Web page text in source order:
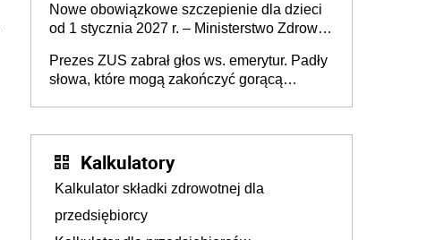
Nowe obowiązkowe szczepienie dla dzieci
od 1 stycznia 2027 r. – Ministerstwo Zdrowia
2027 r.
Prezes ZUS zabrał głos ws. emerytur. Padły
słowa, które mogą zakończyć gorącą
Kalkulatory
Kalkulator składki zdrowotnej dla
przedsiębiorcy